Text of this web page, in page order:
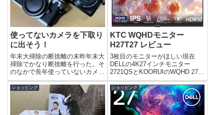
使ってないカメラを下取り
に出そう！
年末大掃除の断捨離の末昨年末大
掃除でかなり断捨離を行った。そ
のなかで長年使っていないカメラ
を思い切って手放そうかなと思い
始めた。NIKON フィルムMF一眼
レフカメラ FM3Aそのカメラは
NIKONの銀塩フィルム用35mmマ
ニュアルフォーカ...
KTC WQHDモニター
H27T27 レビュー
3枚目のモニターがほしい現在
DELLの4K27インチモニター
2721QSとKOORUIのWQHD 27イ
ンチ170Hzモニター27E3Qでデュ
アルモニターとしている。さらに
その補助でkksmartのモバイルモ
ニターを使いトリプルモニター
ショッピング ショッピング